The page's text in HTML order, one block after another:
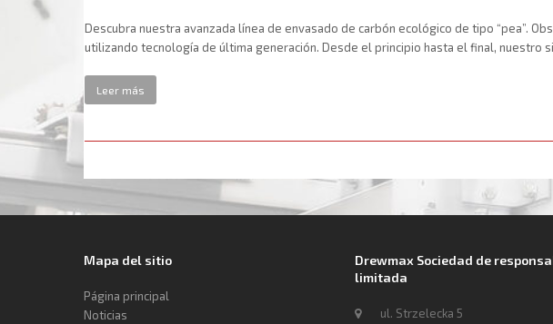
Descubra nuestra avanzada línea de envasado de carbón ecológico de tipo “pea”.
utilizando tecnología de última generación. Desde el principio hasta el final, nuestro
Leer más
Mapa del sitio
Página principal
Noticias
Drewmax Sociedad de
limitada
ul. Strzelecka 5